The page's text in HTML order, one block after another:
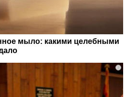
мыло: какими целебными
i